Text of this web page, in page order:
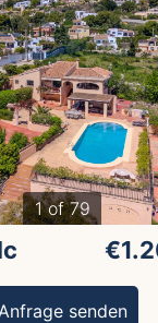
1 of 79
senden